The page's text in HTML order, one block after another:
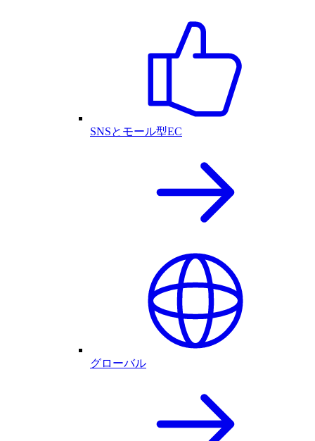
SNSとモール型EC
グローバル